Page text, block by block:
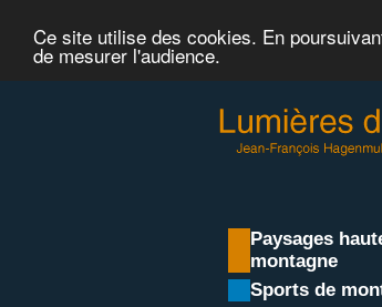
Ce site utilise des cookies. En
de mesurer l'audience.
Paysages
montagne
Sports de